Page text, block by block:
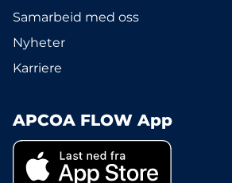
Samarbeid med oss
Nyheter
Karriere
APCOA FLOW App